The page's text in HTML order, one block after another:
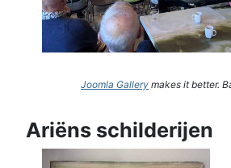
Joomla Gallery makes it better.
Ariëns schilderijen